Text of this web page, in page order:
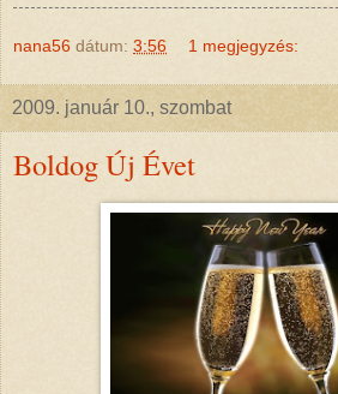
nana56 dátum: 3:56 1 megjegyzés:
2009. január 10., szombat
Boldog Új Évet